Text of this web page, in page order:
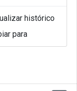
Juliana
histórico
para